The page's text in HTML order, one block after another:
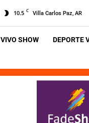
10.5 C Villa Carlos Paz, AR
VIVO SHOW DEPORTE